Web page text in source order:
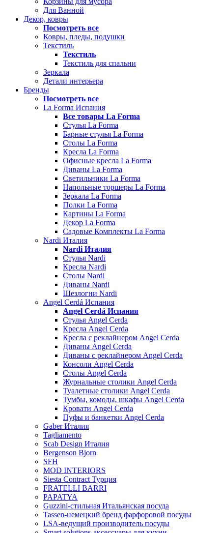
Для Ванной
Декор, ковры
Посмотреть все
Ковры, пледы, подушки
Текстиль
Текстиль
Текстиль для спальни
Зеркала
Детали интерьера
Бренды
Посмотреть все
La Forma Испания
Все товары La Forma
Стулья La Forma
Барные стулья La Forma
Столы La Forma
Кресла La Forma
Офисные кресла La Forma
Диваны La Forma
Светильники La Forma
Напольные торшеры La Forma
Зеркала La Forma
Полки La Forma
Картины La Forma
Декор La Forma
Садовые Комплекты La Forma
Nardi Италия
Nardi Италия
Стулья Nardi
Кресла Nardi
Столы Nardi
Диваны Nardi
Шезлогни Nardi
Angel Cerdá Испания
Angel Cerdá Испания
Стулья Angel Cerda
Кресла Angel Cerda
Кресла с реклайнером Angel Cerda
Диваны Angel Cerda
Диваны с реклайнером Angel Cerda
Консоли Angel Cerda
Столы Angel Cerda
Журнальные столики Angel Cerda
Туалетные столики Angel Cerda
Тумбы, комоды, шкафы Angel Cerda
Кровати Angel Cerda
Пуфы и банкетки Angel Cerda
Gaber Италия
Tagliamento
Scab Design Италия
Bergenson Bjorn
SFH
MOD INTERIORS
Siesta Contract Турция
FRATELLI BARRI
PAPATYA
Guzzini-стильная Итальянская посуда
Tassen-немецкий бренд фарфоровой посуды
LSA-ведущий производитель посуды